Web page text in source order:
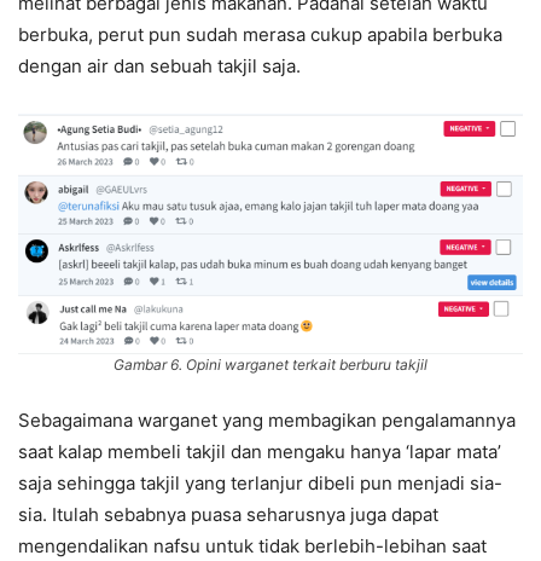
berbuka, perut pun sudah merasa cukup apabila berbuka
dengan air dan sebuah takjil saja.
Gambar 6. Opini warganet terkait berburu takjil
Sebagaimana warganet yang membagikan pengalamannya
saat kalap membeli takjil dan mengaku hanya ‘lapar mata’
saja sehingga takjil yang terlanjur dibeli pun menjadi sia-
sia. Itulah sebabnya puasa seharusnya juga dapat
mengendalikan nafsu untuk tidak berlebih-lebihan saat